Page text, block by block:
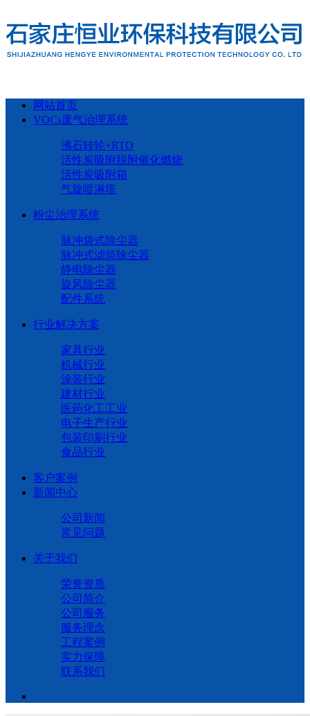
网站首页
VOCs废气治理系统
沸石转轮+RTO
活性炭吸附脱附催化燃烧
活性炭吸附箱
气旋喷淋塔
粉尘治理系统
脉冲袋式除尘器
脉冲式滤筒除尘器
静电除尘器
旋风除尘器
配件系统
行业解决方案
家具行业
机械行业
涂装行业
建材行业
医药化工工业
电子生产行业
包装印刷行业
食品行业
客户案例
新闻中心
公司新闻
常见问题
关于我们
荣誉资质
公司简介
公司服务
服务理念
工程案例
实力保障
联系我们